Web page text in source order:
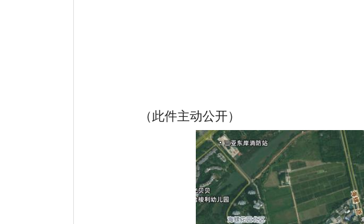
（此件主动公开）